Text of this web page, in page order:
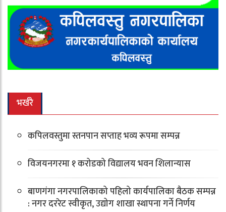
भर्खरै
कपिलवस्तुमा स्तनपान सप्ताह भव्य रूपमा सम्पन्न
विजयनगरमा १ करोडको विद्यालय भवन शिलान्यास
बाणगंगा नगरपालिकाको पहिलो कार्यपालिका बैठक सम्पन्न
: नगर दररेट स्वीकृत, उद्योग शाखा स्थापना गर्ने निर्णय